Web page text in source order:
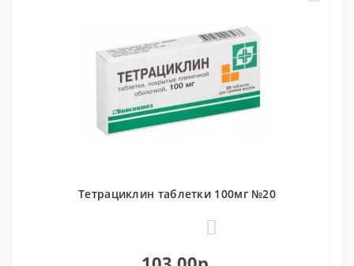
Тетрациклин таблетки 100мг №20